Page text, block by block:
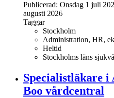
Publicerad: Onsdag 1 juli
augusti 2026
Taggar
Stockholm
Administration, HR,
Heltid
Stockholms läns
Specialistläkare
Boo vårdcentral